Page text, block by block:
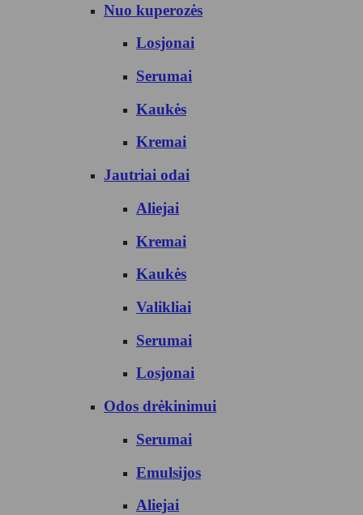
Nuo kuperozės
Losjonai
Serumai
Kaukės
Kremai
Jautriai odai
Aliejai
Kremai
Kaukės
Valikliai
Serumai
Losjonai
Odos drėkinimui
Serumai
Emulsijos
Aliejai